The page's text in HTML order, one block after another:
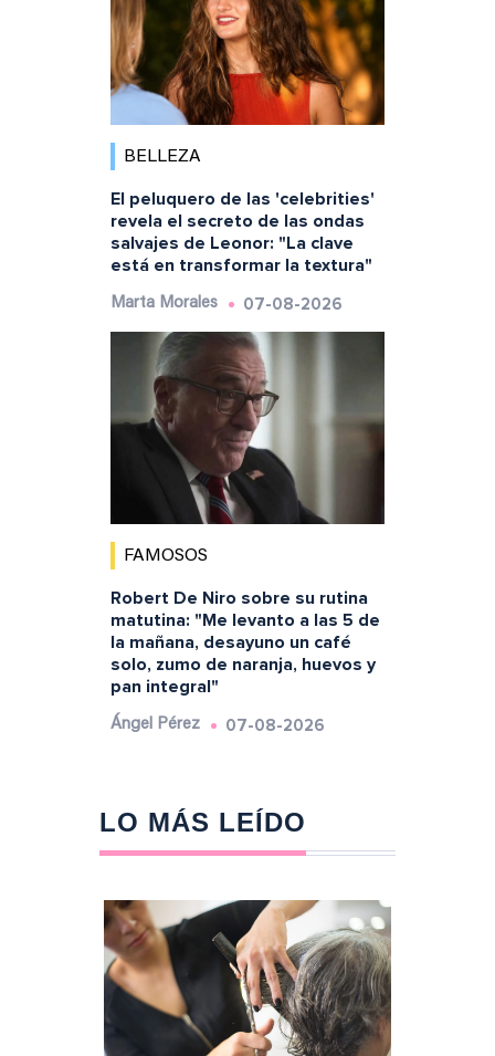
BELLEZA
El peluquero de las 'celebrities'
revela el secreto de las ondas
salvajes de Leonor: "La clave
está en transformar la textura"
Marta Morales 07-08-2026
FAMOSOS
Robert De Niro sobre su rutina
matutina: "Me levanto a las 5 de
la mañana, desayuno un café
solo, zumo de naranja, huevos y
pan integral"
Ángel Pérez 07-08-2026
LO MÁS LEÍDO